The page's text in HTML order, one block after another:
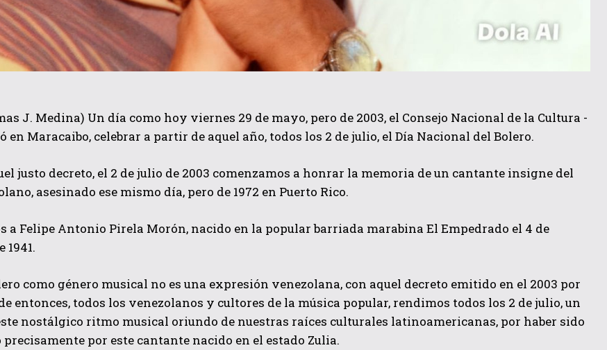
He leído y acepto las Política de privacidad
J. Medina) Un día como hoy viernes 29 de mayo, pero de 2003, el Consejo Nacional de la Cultura -
en Maracaibo, celebrar a partir de aquel año, todos los 2 de julio, el Día Nacional del Bolero.
justo decreto, el 2 de julio de 2003 comenzamos a honrar la memoria de un cantante insigne del
asesinado ese mismo día, pero de 1972 en Puerto Rico.
a Felipe Antonio Pirela Morón, nacido en la popular barriada marabina El Empedrado el 4 de
1941.
como género musical no es una expresión venezolana, con aquel decreto emitido en el 2003 por
entonces, todos los venezolanos y cultores de la música popular, rendimos todos los 2 de julio, un
nostálgico ritmo musical oriundo de nuestras raíces culturales latinoamericanas, por haber sido
por este cantante nacido en el estado Zulia.